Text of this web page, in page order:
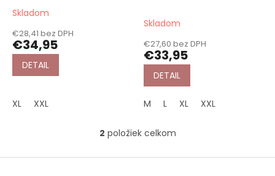
Dámske pyžamo s 3/4
nohavicami biele
Priemerné
produktu
je
5,0
Skladom
€28,41 bez DPH
€34,95
DETAIL
XL XXL
potlačou
Skladom
€27,60 bez DPH
€33,95
DETAIL
M L XL XXL
O
l
2 položiek celkom
Z